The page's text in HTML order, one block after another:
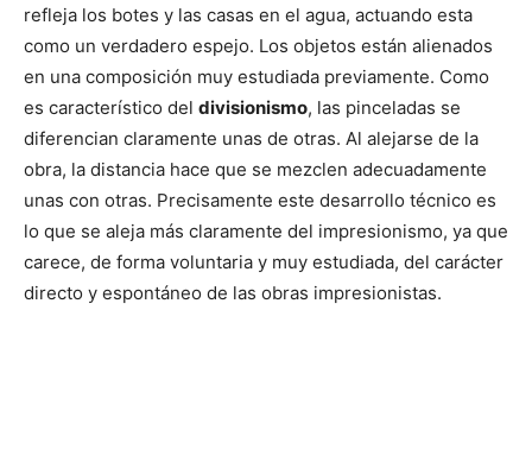
refleja los botes y las casas en el agua, actuando esta
como un verdadero espejo. Los objetos están alienados
en una composición muy estudiada previamente. Como
es característico del divisionismo, las pinceladas se
diferencian claramente unas de otras. Al alejarse de la
obra, la distancia hace que se mezclen adecuadamente
unas con otras. Precisamente este desarrollo técnico es
lo que se aleja más claramente del impresionismo, ya que
carece, de forma voluntaria y muy estudiada, del carácter
directo y espontáneo de las obras impresionistas.